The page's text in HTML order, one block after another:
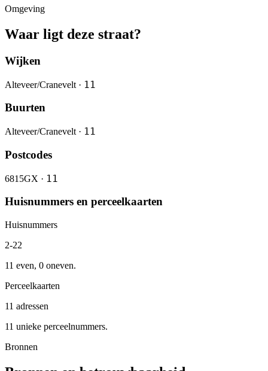
Omgeving
Waar ligt deze straat?
Wijken
Alteveer/Cranevelt · 11
Buurten
Alteveer/Cranevelt · 11
Postcodes
6815GX · 11
Huisnummers en perceelkaarten
Huisnummers
2-22
11 even, 0 oneven.
Perceelkaarten
11 adressen
11 unieke perceelnummers.
Bronnen